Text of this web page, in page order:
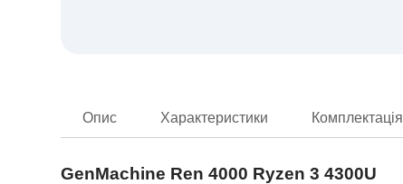
Опис Характеристики Комплектація
GenMachine Ren 4000 Ryzen 3 4300U